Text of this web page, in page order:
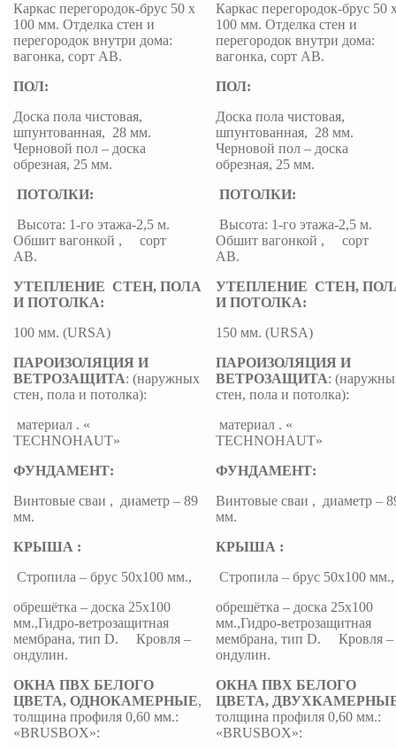
Каркас перегородок-брус 50 х
100 мм. Отделка стен и
перегородок внутри дома:
вагонка, сорт АВ.
ПОЛ:
Доска пола чистовая,
шпунтованная, 28 мм.
Черновой пол – доска
обрезная, 25 мм.
ПОТОЛКИ:
Высота: 1-го этажа-2,5 м.
Обшит вагонкой , сорт
АВ.
УТЕПЛЕНИЕ СТЕН, ПОЛА
И ПОТОЛКА:
100 мм. (URSA)
ПАРОИЗОЛЯЦИЯ И
ВЕТРОЗАЩИТА: (наружных
стен, пола и потолка):
материал . «
TECHNOHAUT»
ФУНДАМЕНТ:
Винтовые сваи , диаметр – 89
мм.
КРЫША :
Стропила – брус 50х100 мм.,
обрешётка – доска 25х100
мм.,Гидро-ветрозащитная
мембрана, тип D. Кровля –
ондулин.
ОКНА ПВХ БЕЛОГО
ЦВЕТА, ОДНОКАМЕРНЫЕ,
толщина профиля 0,60 мм.:
«BRUSBOX»:
Каркас перегородок-брус 50
100 мм. Отделка стен и
перегородок внутри дома:
вагонка, сорт АВ.
ПОЛ:
Доска пола чистовая,
шпунтованная, 28 мм.
Черновой пол – доска
обрезная, 25 мм.
ПОТОЛКИ:
Высота: 1-го этажа-2,5 м.
Обшит вагонкой , сорт
АВ.
УТЕПЛЕНИЕ СТЕН,
И ПОТОЛКА:
150 мм. (URSA)
ПАРОИЗОЛЯЦИЯ И
ВЕТРОЗАЩИТА:
стен, пола и потолка):
материал . «
TECHNOHAUT»
ФУНДАМЕНТ:
Винтовые сваи , диаметр –
мм.
КРЫША :
Стропила – брус 50х100 мм.,
обрешётка – доска 25х100
мм.,Гидро-ветрозащитная
мембрана, тип D. Кровля –
ондулин.
ОКНА ПВХ БЕЛОГО
ЦВЕТА,
толщина профиля 0,60 мм.:
«BRUSBOX»: